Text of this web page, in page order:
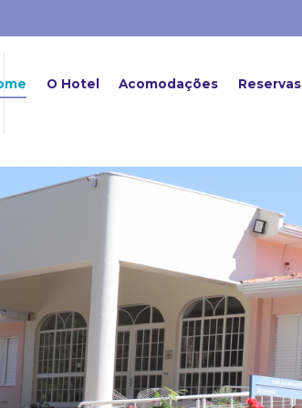
O Hotel Acomodações Reservas